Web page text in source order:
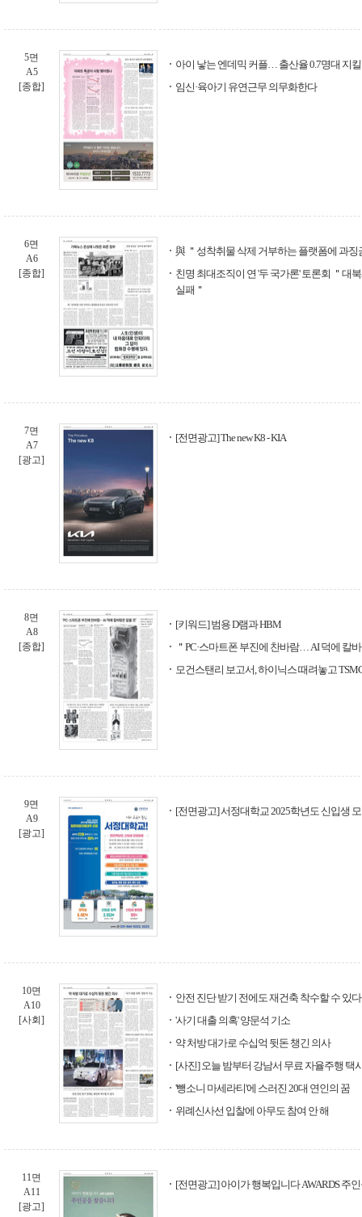
5면
A5
[종합]
아이 낳는 엔데믹 커플… 출산율 0.7명대 지
임신·육아기 유연근무 의무화한다
6면
A6
[종합]
與 ＂성착취물 삭제 거부하는 플랫폼에 과징
친명 최대조직이 연 '두 국가론' 토론회 ＂대
실패＂
7면
A7
[광고]
[전면광고] The new K8 - KIA
8면
A8
[종합]
[키워드] 범용 D램과 HBM
＂PC·스마트폰 부진에 찬바람… AI 덕에 칼
모건스탠리 보고서, 하이닉스 때려놓고
9면
A9
[광고]
[전면광고] 서정대학교 2025학년도 신입생
10면
A10
[사회]
안전 진단 받기 전에도 재건축 착수할 수 있다
'사기 대출 의혹' 양문석 기소
약 처방 대가로 수십억 뒷돈 챙긴 의사
[사진] 오늘 밤부터 강남서 무료 자율주행 택
'뺑소니 마세라티'에 스러진 20대 연인의 꿈
위례신사선 입찰에 아무도 참여 안 해
11면
A11
[광고]
[전면광고] 아이가 행복입니다 AWARDS 주